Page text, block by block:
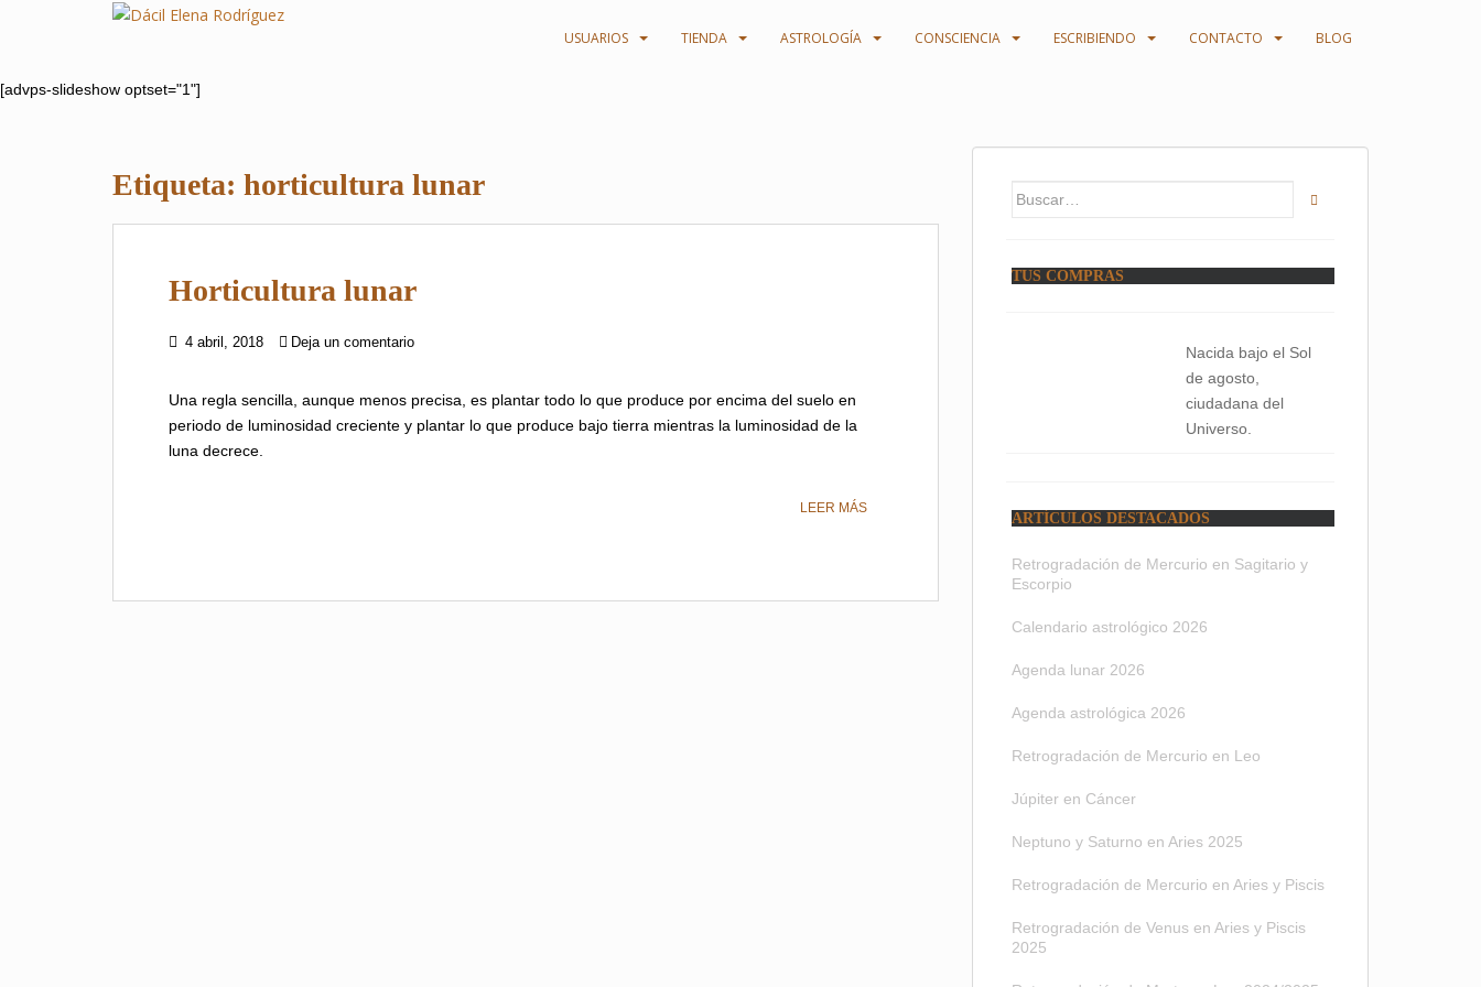
p
USUARIOS TIENDA ASTROLOGÍA CONSCIENCIA ESCRIBIENDO CONTACTO BLOG
[advps-slideshow optset="1"]
Etiqueta: horticultura lunar
Horticultura lunar
4 abril, 2018 Deja un comentario
Una regla sencilla, aunque menos precisa, es plantar todo lo que produce por encima del suelo en
periodo de luminosidad creciente y plantar lo que produce bajo tierra mientras la luminosidad de la
luna decrece.
LEER MÁS
Buscar:
TUS COMPRAS
Nacida bajo el Sol
de agosto,
ciudadana del
Universo.
ARTÍCULOS DESTACADOS
Retrogradación de Mercurio en Sagitario y
Escorpio
Calendario astrológico 2026
Agenda lunar 2026
Agenda astrológica 2026
Retrogradación de Mercurio en Leo
Júpiter en Cáncer
Neptuno y Saturno en Aries 2025
Retrogradación de Mercurio en Aries y Piscis
Retrogradación de Venus en Aries y Piscis
2025